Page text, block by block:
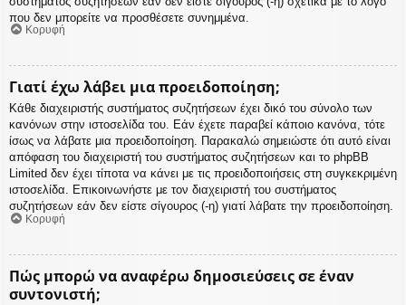
που δεν μπορείτε να προσθέσετε συνημμένα.
Κορυφή
Γιατί έχω λάβει μια προειδοποίηση;
Κάθε διαχειριστής συστήματος συζητήσεων έχει δικό του σύνολο των
κανόνων στην ιστοσελίδα του. Εάν έχετε παραβεί κάποιο κανόνα, τότε
ίσως να λάβατε μια προειδοποίηση. Παρακαλώ σημειώστε ότι αυτό είναι
απόφαση του διαχειριστή του συστήματος συζητήσεων και το phpBB
Limited δεν έχει τίποτα να κάνει με τις προειδοποιήσεις στη συγκεκριμένη
ιστοσελίδα. Επικοινωνήστε με τον διαχειριστή του συστήματος
συζητήσεων εάν δεν είστε σίγουρος (-η) γιατί λάβατε την προειδοποίηση.
Κορυφή
Πώς μπορώ να αναφέρω δημοσιεύσεις σε έναν
συντονιστή;